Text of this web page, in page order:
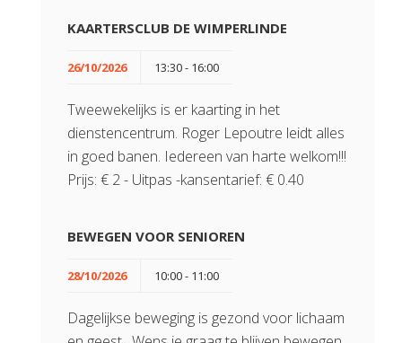
KAARTERSCLUB DE WIMPERLINDE
26/10/2026 13:30 - 16:00
Tweewekelijks is er kaarting in het
dienstencentrum. Roger Lepoutre leidt alles
in goed banen. Iedereen van harte welkom!!!
Prijs: € 2 - Uitpas -kansentarief: € 0.40
BEWEGEN VOOR SENIOREN
28/10/2026 10:00 - 11:00
Dagelijkse beweging is gezond voor lichaam